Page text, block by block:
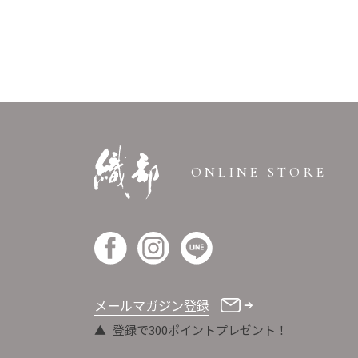
ONLINE STORE
メールマガジン登録
登録で300ポイントプレゼント！